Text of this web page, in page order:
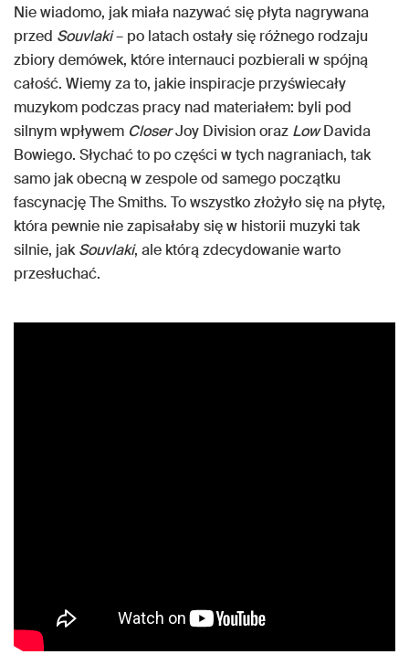
Nie wiadomo, jak miała nazywać się płyta nagrywana
przed Souvlaki– po latach ostały się różnego rodzaju
zbiory demówek, które internauci pozbierali w spójną
całość. Wiemy za to, jakie inspiracje przyświecały
muzykom podczas pracy nad materiałem: byli pod
silnym wpływem CloserJoy Division oraz LowDavida
Bowiego. Słychać to po części w tych nagraniach, tak
samo jak obecną w zespole od samego początku
fascynację The Smiths. To wszystko złożyło się na płytę,
która pewnie nie zapisałaby się w historii muzyki tak
silnie, jakSouvlaki, ale którą zdecydowanie warto
przesłuchać.